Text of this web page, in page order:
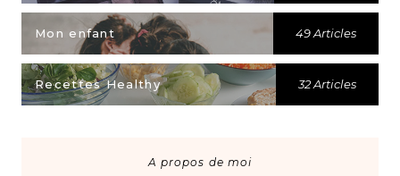
Mon enfant 49 Articles
Recettes Healthy 32 Articles
A propos de moi